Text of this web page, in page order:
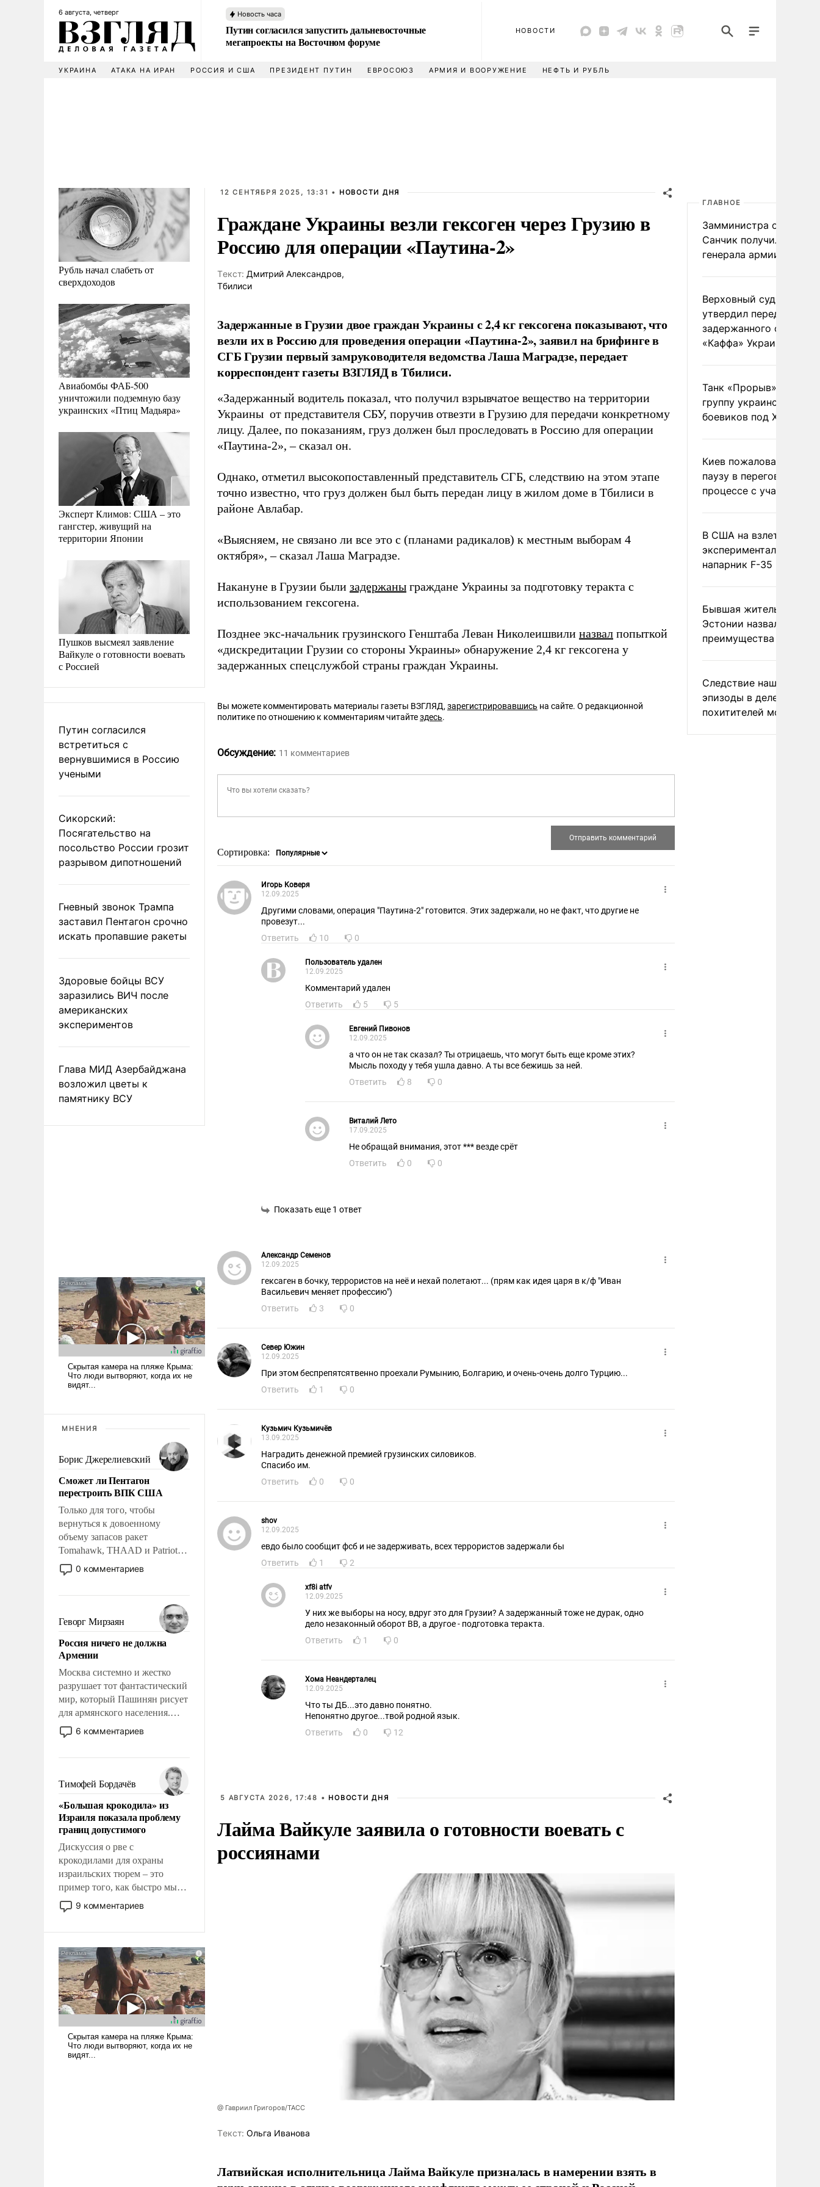
6 августа, четверг Новость часа
Путин согласился запустить дальневосточные
мегапроекты на Восточном форуме
НОВОСТИ
УКРАИНА АТАКА НА ИРАН РОССИЯ И США ПРЕЗИДЕНТ ПУТИН ЕВРОСОЮЗ АРМИЯ И ВООРУЖЕНИЕ НЕФТЬ И РУБЛЬ
Рубль начал слабеть от
сверхдоходов
Авиабомбы ФАБ-500
уничтожили подземную базу
украинских «Птиц Мадьяра»
Эксперт Климов: США – это
гангстер, живущий на
территории Японии
Пушков высмеял заявление
Вайкуле о готовности воевать
с Россией
Путин согласился
встретиться с
вернувшимися в Россию
учеными
Сикорский:
Посягательство на
посольство России грозит
разрывом дипотношений
Гневный звонок Трампа
заставил Пентагон срочно
искать пропавшие ракеты
Здоровые бойцы ВСУ
заразились ВИЧ после
американских
экспериментов
Глава МИД Азербайджана
возложил цветы к
памятнику ВСУ
МНЕНИЯ
Борис Джерелиевский
Сможет ли Пентагон
перестроить ВПК США
Только для того, чтобы
вернуться к довоенному
объему запасов ракет
Tomahawk, THAAD и Patriot
США потребуется более трех
лет. Даже небольшая война с
Сложившаяся ситуация
означает многолетний период
уязвимости США, например,
перед Китаем.
0 комментариев
Геворг Мирзаян
Россия ничего не должна
Армении
Москва системно и жестко
разрушает тот фантастический
мир, который Пашинян рисует
для армянского населения.
Мир, где этому населению все
должны просто по
политические прожекты будут
беспрекословно оплачиваться
за счет российских
налогоплательщиков и где за
свои поступки не нужно
отвечать.
6 комментариев
Тимофей Бордачёв
«Большая крокодила» из
Израиля показала проблему
границ допустимого
Дискуссия о рве с
крокодилами для охраны
израильских тюрем – это
пример того, как быстро мы
двигаемся по пути
революционных изменений.
псевдонаучной фантастики,
стало всерьез обсуждаемой
идеей.
9 комментариев
12 СЕНТЯБРЯ 2025, 13:31 • НОВОСТИ ДНЯ
Граждане Украины везли гексоген через Грузию в
Россию для операции «Паутина-2»
Tекст: Дмитрий Александров,
Тбилиси
Задержанные в Грузии двое граждан Украины с 2,4 кг гексогена показывают, что
везли их в Россию для проведения операции «Паутина-2», заявил на брифинге в
СГБ Грузии первый замруководителя ведомства Лаша Маградзе, передает
корреспондент газеты ВЗГЛЯД в Тбилиси.
«Задержанный водитель показал, что получил взрывчатое вещество на территории
Украины от представителя СБУ, поручив отвезти в Грузию для передачи конкретному
лицу. Далее, по показаниям, груз должен был проследовать в Россию для операции
«Паутина-2», – сказал он.
Однако, отметил высокопоставленный представитель СГБ, следствию на этом этапе
точно известно, что груз должен был быть передан лицу в жилом доме в Тбилиси в
районе Авлабар.
«Выясняем, не связано ли все это с (планами радикалов) к местным выборам 4
октября», – сказал Лаша Маградзе.
Накануне в Грузии были задержаны граждане Украины за подготовку теракта с
использованием гексогена.
Позднее экс-начальник грузинского Генштаба Леван Николеишвили назвал попыткой
«дискредитации Грузии со стороны Украины» обнаружение 2,4 кг гексогена у
задержанных спецслужбой страны граждан Украины.
Вы можете комментировать материалы газеты ВЗГЛЯД, зарегистрировавшись на сайте. О редакционной
политике по отношению к комментариям читайтездесь.
Обсуждение: 11 комментариев
Сортировка:
Игорь Коверя
12.09.2025
Другими словами, операция "Паутина-2" готовится. Этих задержали, но не факт, что другие не
провезут...
Ответить
10 0
Пользователь удален
12.09.2025
Комментарий удален
Ответить
5 5
Евгений Пивонов
12.09.2025
а что он не так сказал? Ты отрицаешь, что могут быть еще кроме этих?
Мысль походу у тебя ушла давно. А ты все бежишь за ней.
Ответить
8 0
Виталий Лето
17.09.2025
Не обращай внимания, этот *** везде срёт
Ответить
0 0
Показать еще 1 ответ
Александр Семенов
12.09.2025
гексаген в бочку, террористов на неё и нехай полетают... (прям как идея царя в к/ф "Иван
Васильевич меняет профессию")
Ответить
3 0
Север Южин
12.09.2025
При этом беспрепятсятвенно проехали Румынию, Болгарию, и очень-очень долго Турцию...
Ответить
1 0
Кузьмич Кузьмичёв
13.09.2025
Наградить денежной премией грузинских силовиков.
Спасибо им.
Ответить
0 0
shov
12.09.2025
евдо было сообщит фсб и не задерживать, всех террористов задержали бы
Ответить
1 2
xf8i atfv
12.09.2025
У них же выборы на носу, вдруг это для Грузии? А задержанный тоже не дурак, одно
дело незаконный оборот ВВ, а другое - подготовка теракта.
Ответить
1 0
Хома Неандерталец
12.09.2025
Что ты ДБ...это давно понятно.
Непонятно другое...твой родной язык.
Ответить
0 12
5 АВГУСТА 2026, 17:48 • НОВОСТИ ДНЯ
Лайма Вайкуле заявила о готовности воевать с
россиянами
@ Гавриил Григоров/ТАСС
Tекст: Ольга Иванова
Латвийская исполнительница Лайма Вайкуле призналась в намерении взять в
ГЛАВНОЕ
Замминистра обороны
Санчик получил звание
генерала армии
Верховный суд Швеции
утвердил передачу
задержанного
«Каффа» Украине
Танк «Прорыв»
группу украинских
боевиков под
Киев пожаловался на
паузу в переговорном
процессе с участием
В США на взлете
экспериментальный
напарник F-35
Бывшая жительница
Эстонии назвала
преимущества России
Следствие нашло
эпизоды в деле
похитителей москвичек